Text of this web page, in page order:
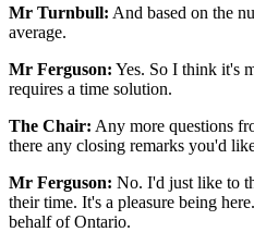
Mr Turnbull: And based on the
average.
Mr Ferguson: Yes. So I think it's
requires a time solution.
The Chair: Any more questions
there any closing remarks you'd
Mr Ferguson: No. I'd just like to
their time. It's a pleasure being
behalf of Ontario.